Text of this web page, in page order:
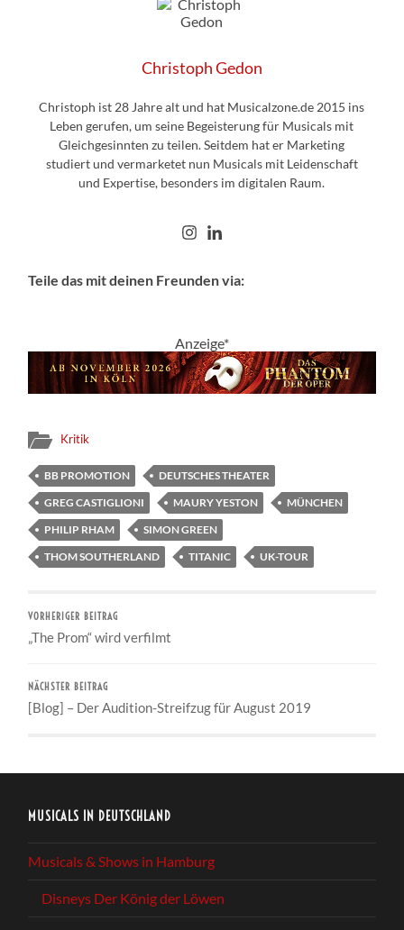
Christoph Gedon
Christoph ist 28 Jahre alt und hat Musicalzone.de 2015 ins
Leben gerufen, um seine Begeisterung für Musicals mit
Gleichgesinnten zu teilen. Seitdem hat er Marketing
studiert und vermarketet nun Musicals mit Leidenschaft
und Expertise, besonders im digitalen Raum.
Teile das mit deinen Freunden via:
Anzeige*
Kritik
BB PROMOTION
DEUTSCHES THEATER
GREG CASTIGLIONI
MAURY YESTON
MÜNCHEN
PHILIP RHAM
SIMON GREEN
THOM SOUTHERLAND
TITANIC UK-TOUR
VORHERIGER BEITRAG
„The Prom“ wird verfilmt
NÄCHSTER BEITRAG
[Blog] – Der Audition-Streifzug für August 2019
MUSICALS IN DEUTSCHLAND
Musicals & Shows in Hamburg
Disneys Der König der Löwen